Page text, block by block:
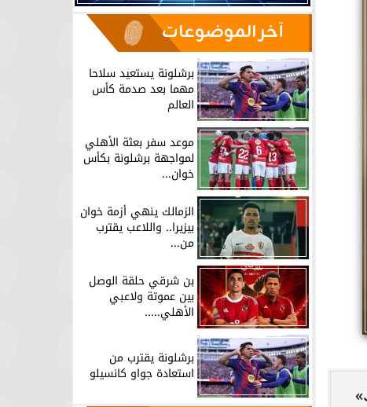
آخر الموضوعات
برشلونة يستعيد سلاحا
مهما بعد صدمة كأس
العالم
موعد سفر بعثة الأهلي
لمواجهة برشلونة بكأس
خوان...
الزمالك ينهي أزمة خوان
بيزيرا.. واللاعب يقترب
من...
بن شرقي حلقة الوصل
بين عموتة ولاعبي
الأهلي.....
برشلونة يقترب من
استعادة جواو كانسيلو